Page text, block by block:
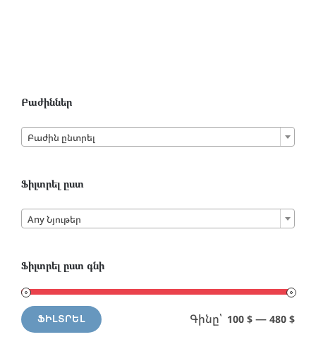
Բաժիններ
Բաժին ընտրել
Ֆիլտրել ըստ
Any Նյութեր
Ֆիլտրել ըստ գնի
Min
MaxՖԻԼՏՐԵԼ Գինը՝ 100 $ — 480 $